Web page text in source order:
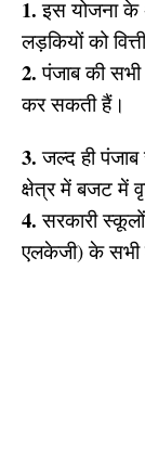
1. इस योजना के
लड़कियों को
2. पंजाब की
कर सकती हैं।
3. जल्द ही
क्षेत्र में बजट में
4. सरकारी
एलकेजी) के सभी